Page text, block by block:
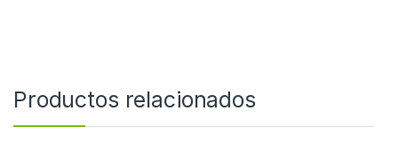
Productos relacionados